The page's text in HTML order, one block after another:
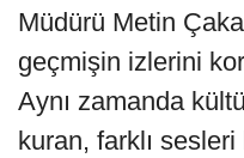
Müdürü Metin
geçmişin izlerini
Aynı zamanda
kuran, farklı